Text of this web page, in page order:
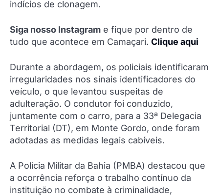
indícios de clonagem.
Siga nosso Instagram e fique por dentro de
tudo que acontece em Camaçari. Clique aqui
Durante a abordagem, os policiais identificaram
irregularidades nos sinais identificadores do
veículo, o que levantou suspeitas de
adulteração. O condutor foi conduzido,
juntamente com o carro, para a 33ª Delegacia
Territorial (DT), em Monte Gordo, onde foram
adotadas as medidas legais cabíveis.
A Polícia Militar da Bahia (PMBA) destacou que
a ocorrência reforça o trabalho contínuo da
instituição no combate à criminalidade,